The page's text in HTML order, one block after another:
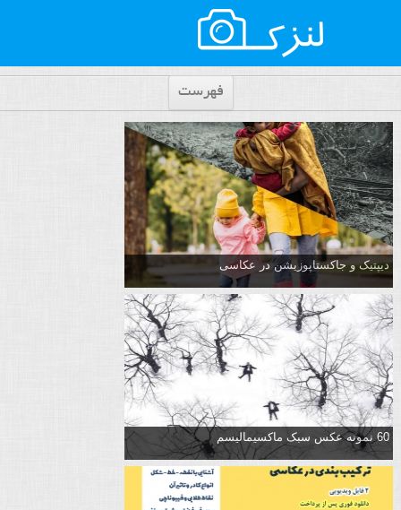
فهرست
دیپتیک و جاکستا‌پوزیشن در عکاسی
60 نمونه عکس سبک ماکسیمالیسم